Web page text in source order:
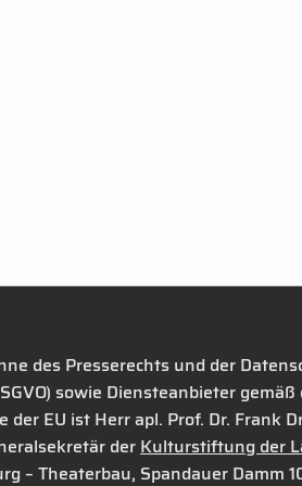
des Presserechts und der
sowie Diensteanbieter gemäß
der EU ist Herr apl. Prof. Dr. Frank
derKulturstiftung der
– Theaterbau, Spandauer Damm